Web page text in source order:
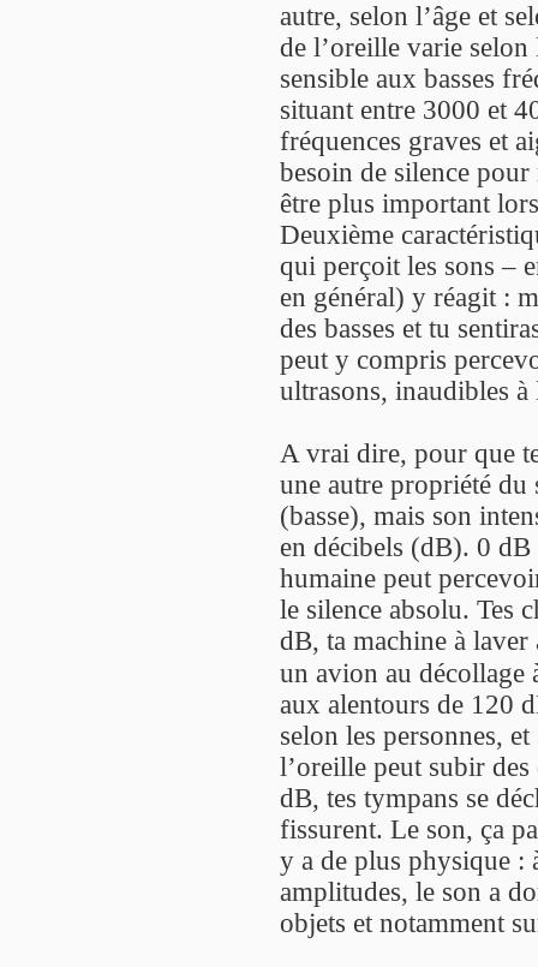
autre, selon l’âge et
de l’oreille varie
sensible aux basses
situant entre 3000 et
fréquences graves et
besoin de silence pour
être plus important
Deuxième
qui perçoit les sons –
en général) y réagit :
des basses et tu
peut y compris
ultrasons, inaudibles
A vrai dire, pour que
une autre propriété du
(basse), mais son
en décibels (dB). 0
humaine peut
le silence absolu. Tes
dB, ta machine à
un avion au décollage
aux alentours de 120
selon les personnes,
l’oreille peut subir
dB, tes tympans se
fissurent. Le son, ça
y a de plus physique :
amplitudes, le son a
objets et notamment